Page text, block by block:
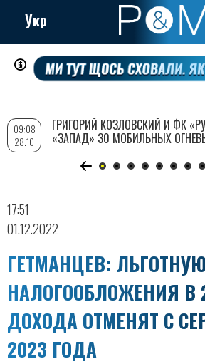
Перейти
содержанию
Укр
17:51
01.12.2022
ГЕТМАНЦЕВ:
НАЛОГООБЛОЖЕНИЯ В
ДОХОДА ОТМЕНЯТ С
2023 ГОДА
09:08
28.10
ГРИГОРИЙ КОЗЛОВСКИЙ И ФК
«ЗАПАД» 30 МОБИЛЬНЫХ